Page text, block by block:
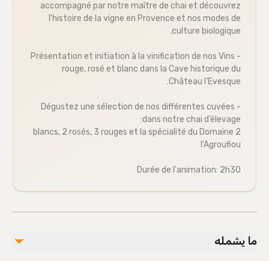
accompagné par notre maître de chai et découvrez
l'histoire de la vigne en Provence et nos modes de
culture biologique.
- Présentation et initiation à la vinification de nos Vins
rouge, rosé et blanc dans la Cave historique du
Château l’Evesque.
- Dégustez une sélection de nos différentes cuvées
dans notre chai d’élevage:
2 blancs, 2 rosés, 3 rouges et la spécialité du Domaine
l'Agroufiou
Durée de l'animation: 2h30
ما يشمله